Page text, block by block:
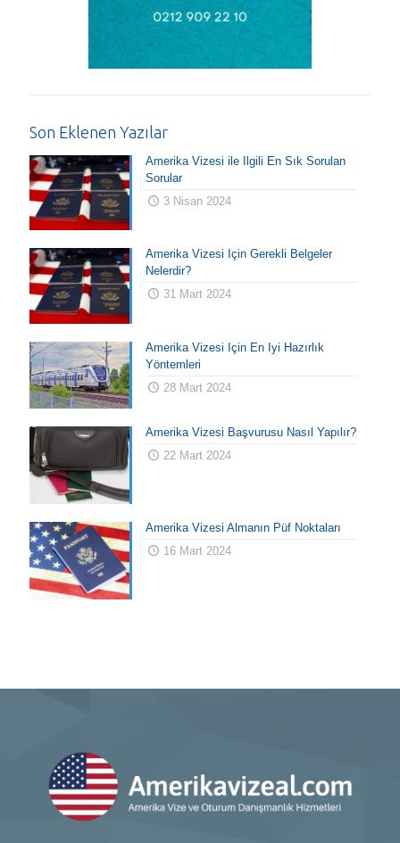
Son Eklenen Yazılar
Amerika Vizesi ile İlgili En Sık Sorulan
Sorular
3 Nisan 2024
Amerika Vizesi İçin Gerekli Belgeler
Nelerdir?
31 Mart 2024
Amerika Vizesi İçin En İyi Hazırlık
Yöntemleri
28 Mart 2024
Amerika Vizesi Başvurusu Nasıl Yapılır?
22 Mart 2024
Amerika Vizesi Almanın Püf Noktaları
16 Mart 2024